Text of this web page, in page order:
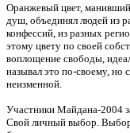
Оранжевый цвет,
душ, объединял людей из
конфессий, из разных
этому цвету по своей
воплощение свободы,
называл это по-своему, но
неизменной.
Участники Майдана-2004
Свой личный выбор. Выбор